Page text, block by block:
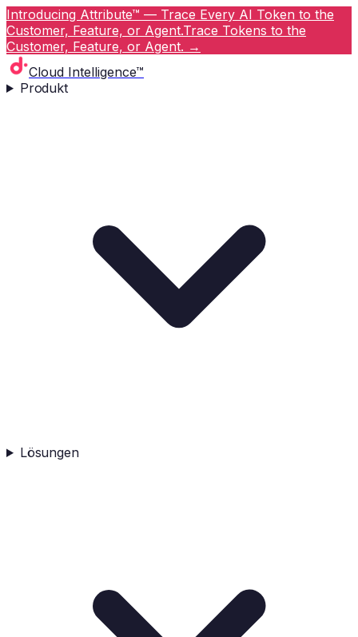
Introducing Attribute™ — Trace Every AI Token to the
Customer, Feature, or Agent.Trace Tokens to the
Customer, Feature, or Agent. →
Cloud Intelligence™
Produkt
Lösungen